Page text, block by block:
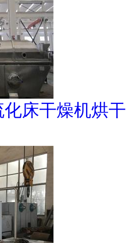
床干燥机烘干